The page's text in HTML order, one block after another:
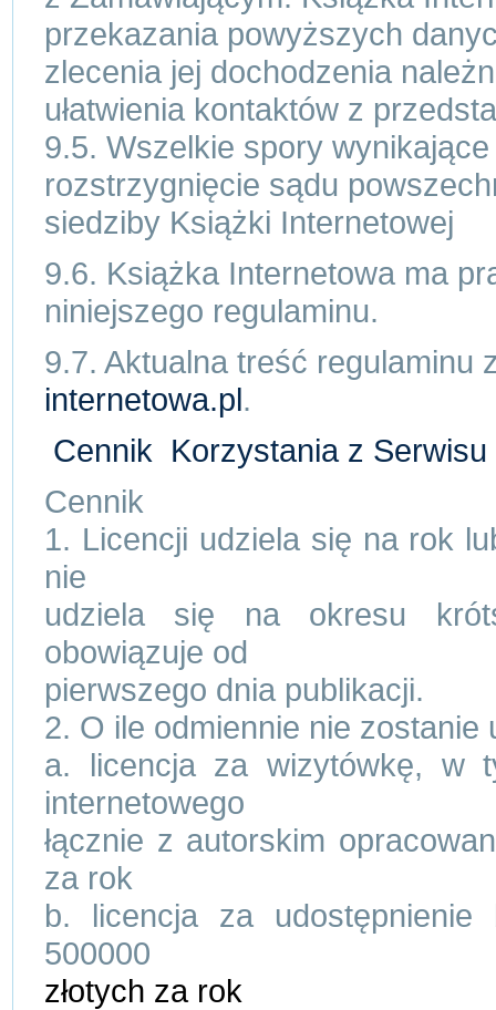
przekazania powyższych
zlecenia jej dochodzenia
ułatwienia kontaktów z
9.5. Wszelkie spory
rozstrzygnięcie sądu
siedziby Książki Internetowej
9.6. Książka Internetowa ma
niniejszego regulaminu.
9.7. Aktualna treść regulaminu
internetowa.pl.
Cennik Korzystania z Serwisu
Cennik
1. Licencji udziela się na rok
nie
udziela się na okresu
obowiązuje od
pierwszego dnia publikacji.
2. O ile odmiennie nie
a. licencja za wizytówkę, w
internetowego
łącznie z autorskim
za rok
b. licencja za
500000
złotych za rok